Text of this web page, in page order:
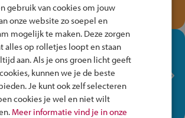
en win een Cortina-fiets!
In de winkel ben je op je
plek!
Ontdek via het vmbo jouw talent
op de winkelvloer, waar elke dag
anders is!
gebruik van cookies om jouw
onze website zo soepel en
mogelijk te maken. Deze zorgen
alles op rolletjes loopt en staan
aan. Als je ons groen licht geeft
kunnen we je de beste
Je kunt ook zelf selecteren
cookies je wel en niet wilt
Meer informatie vind je in onze